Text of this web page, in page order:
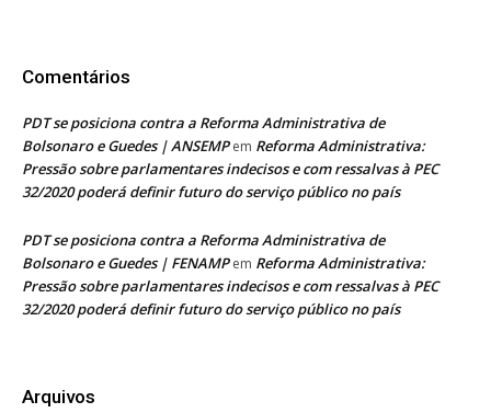
Comentários
PDT se posiciona contra a Reforma Administrativa de
Bolsonaro e Guedes | ANSEMPem Reforma Administrativa:
Pressão sobre parlamentares indecisos e com ressalvas à PEC
32/2020 poderá definir futuro do serviço público no país
PDT se posiciona contra a Reforma Administrativa de
Bolsonaro e Guedes | FENAMPem Reforma Administrativa:
Pressão sobre parlamentares indecisos e com ressalvas à PEC
32/2020 poderá definir futuro do serviço público no país
Arquivos